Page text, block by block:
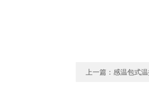
上一篇： 感温包式